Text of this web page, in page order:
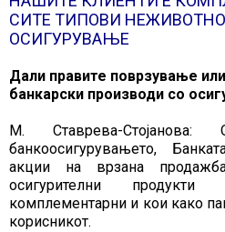
СИТЕ ТИПОВИ
ОСИГУРУВАЊЕ
Дали правите поврзување
банкарски производи со
М. Ставрева-
банкоосигурувањето,
акции на врзана
осигурителни
комплементарни и кои како
корисникот.